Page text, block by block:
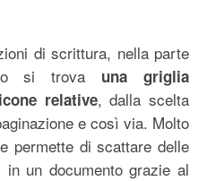
di scrittura, nella parte
si trova una griglia
relative, dalla scelta
e così via. Molto
permette di scattare delle
un documento grazie al